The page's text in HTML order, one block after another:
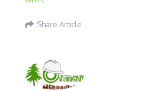
Share Article